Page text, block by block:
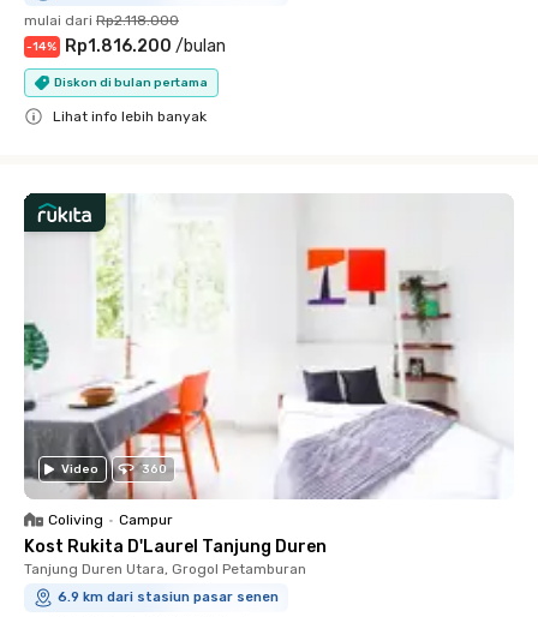
mulai dari Rp2.118.000
-14% Rp1.816.200 /bulan
Diskon di bulan pertama
Lihat info lebih banyak
Video 360
Coliving • Campur
Kost Rukita D'Laurel Tanjung Duren
Tanjung Duren Utara, Grogol Petamburan
6.9 km dari stasiun pasar senen